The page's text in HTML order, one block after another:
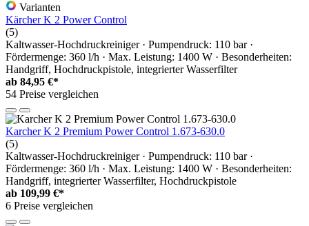
Varianten
Kärcher K 2 Power Control
(5)
Kaltwasser-Hochdruckreiniger · Pumpendruck: 110 bar ·
Fördermenge: 360 l/h · Max. Leistung: 1400 W · Besonderheiten:
Handgriff, Hochdruckpistole, integrierter Wasserfilter
ab 84,95 €*
54 Preise vergleichen
Karcher K 2 Premium Power Control 1.673-630.0
(5)
Kaltwasser-Hochdruckreiniger · Pumpendruck: 110 bar ·
Fördermenge: 360 l/h · Max. Leistung: 1400 W · Besonderheiten:
Handgriff, integrierter Wasserfilter, Hochdruckpistole
ab 109,99 €*
6 Preise vergleichen